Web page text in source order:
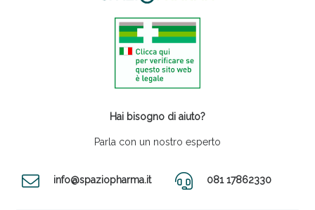
Hai bisogno di aiuto?
Parla con un nostro esperto
info@spaziopharma.it 081 17862330